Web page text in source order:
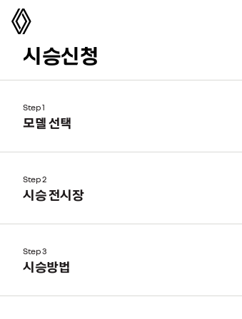
르노코리아
시승신청
Step 1
모델 선택
Step 2
시승 전시장
Step 3
시승방법